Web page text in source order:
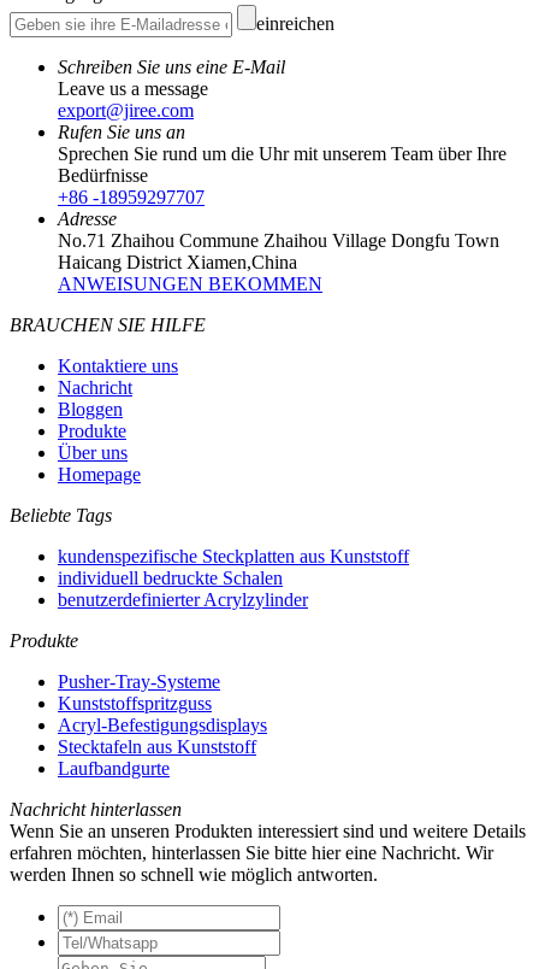
einreichen
Schreiben Sie uns eine E-Mail
Leave us a message
export@jiree.com
Rufen Sie uns an
Sprechen Sie rund um die Uhr mit unserem Team über Ihre
Bedürfnisse
+86 -18959297707
Adresse
No.71 Zhaihou Commune Zhaihou Village Dongfu Town
Haicang District Xiamen,China
ANWEISUNGEN BEKOMMEN
BRAUCHEN SIE HILFE
Kontaktiere uns
Nachricht
Bloggen
Produkte
Über uns
Homepage
Beliebte Tags
kundenspezifische Steckplatten aus Kunststoff
individuell bedruckte Schalen
benutzerdefinierter Acrylzylinder
Produkte
Pusher-Tray-Systeme
Kunststoffspritzguss
Acryl-Befestigungsdisplays
Stecktafeln aus Kunststoff
Laufbandgurte
Nachricht hinterlassen
Wenn Sie an unseren Produkten interessiert sind und weitere Details
erfahren möchten, hinterlassen Sie bitte hier eine Nachricht. Wir
werden Ihnen so schnell wie möglich antworten.